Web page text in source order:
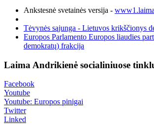
Ankstesnė svetainės versija -
Tėvynės sąjunga - Lietuvos krikščionys
Europos Parlamento Europos liaudies
demokratų) frakcija
Laima Andrikienė socialiniuose
Facebook
Youtube
Youtube: Europos pinigai
Twitter
Linked